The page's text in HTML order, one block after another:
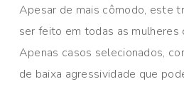
Apesar de mais cômodo, este
ser feito em todas as mulheres
Apenas casos selecionados,
de baixa agressividade que